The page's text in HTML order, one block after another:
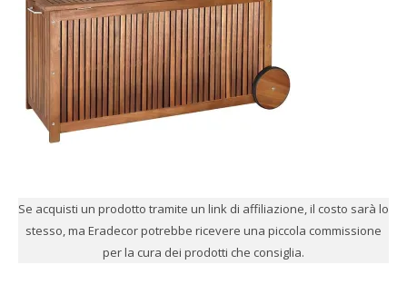
Se acquisti un prodotto tramite un link di affiliazione, il costo sarà lo
stesso, ma Eradecor potrebbe ricevere una piccola commissione
per la cura dei prodotti che consiglia.